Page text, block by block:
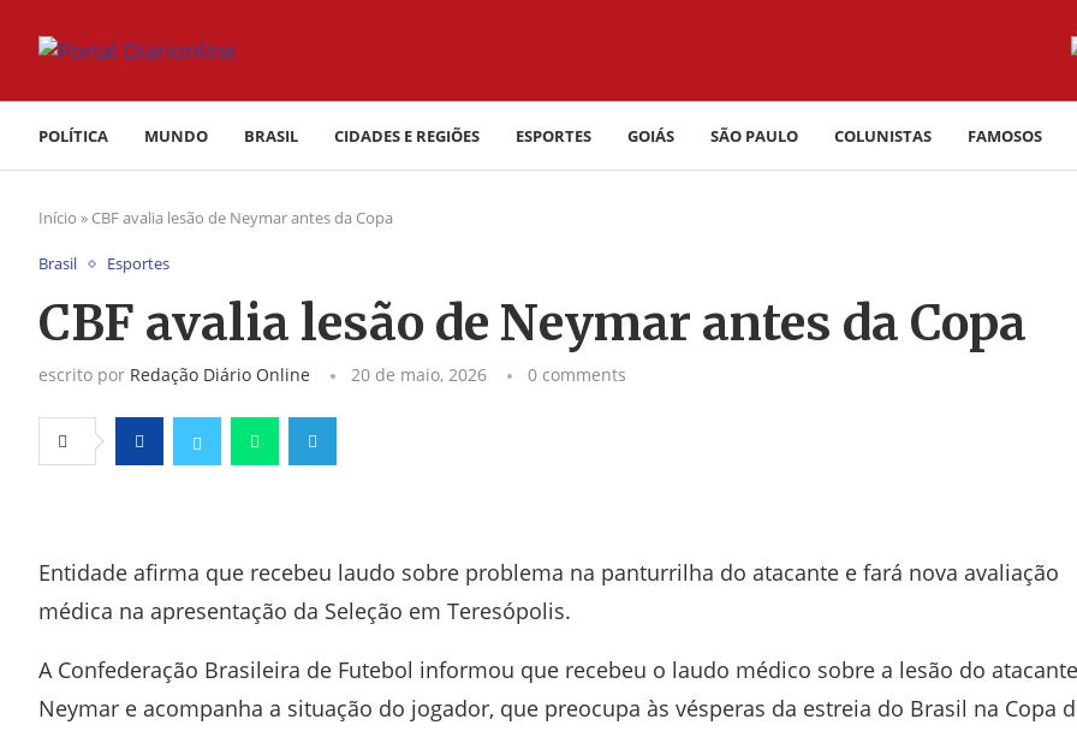
POLÍTICA MUNDO BRASIL CIDADES E REGIÕES ESPORTES GOIÁS SÃO PAULO COLUNISTAS FAMOSOS
Início » CBF avalia lesão de Neymar antes da Copa
Brasil Esportes
CBF avalia lesão de Neymar antes da Copa
escrito por Redação Diário Online 20 de maio, 2026 0 comments
Entidade afirma que recebeu laudo sobre problema na panturrilha do atacante e fará nova avaliação
médica na apresentação da Seleção em Teresópolis.
A Confederação Brasileira de Futebol informou que recebeu o laudo médico sobre a lesão do atacante
Neymar e acompanha a situação do jogador, que preocupa às vésperas da estreia do Brasil na Copa